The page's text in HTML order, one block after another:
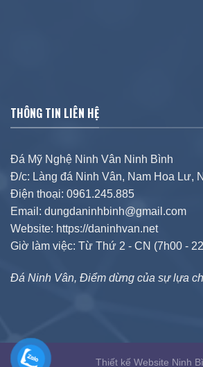
THÔNG TIN LIÊN HỆ
Đá Mỹ Nghệ Ninh Vân Ninh Bình
Đ/c: Làng đá Ninh Vân, Nam Hoa Lư,
Điện thoại: 0961.245.885
Email: dungdaninhbinh@gmail.com
Website: https://daninhvan.net
Giờ làm việc: Từ Thứ 2 - CN (7h00 -
Đá Ninh Vân, Điểm dừng của sự lựa
Thiết kế Website Ninh